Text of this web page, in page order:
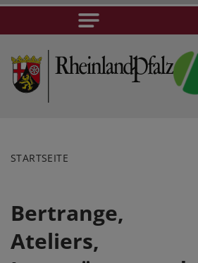
STARTSEITE
Bertrange,
Ateliers,